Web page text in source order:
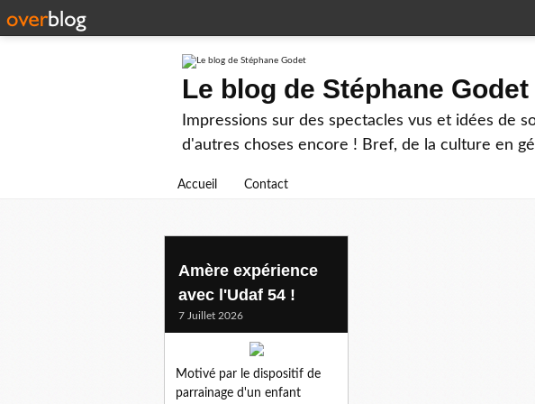
Le blog de Stéphane Godet
Impressions sur des spectacles vus et idées de
d'autres choses encore ! Bref, de la culture en
Accueil Contact
departement54
Amère expérience
avec l'Udaf 54 !
7 Juillet 2026
Motivé par le dispositif de
parrainage d'un enfant